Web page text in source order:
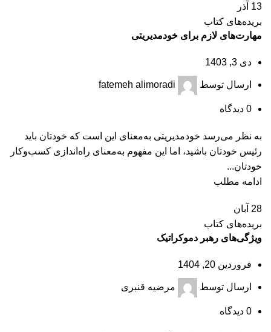
13 آذر
بریده‌های کتاب
مهارت‌های لازم برای خودمديريتی
دی 3, 1403
ارسال توسط fatemeh alimoradi
0 دیدگاه
به نظر می‌‌رسد خودمدیریتی به‌معنای این است که خودتان باید
رئیس خودتان باشید، اما این مفهوم به‌معنای راه‌اندازی کسب‌وکار
خودتان...
ادامه مطلب
28 آبان
بریده‌های کتاب
ویژگی‌های رهبر دموکراتیک
فروردین 20, 1404
ارسال توسط مرضیه قنبری
0 دیدگاه